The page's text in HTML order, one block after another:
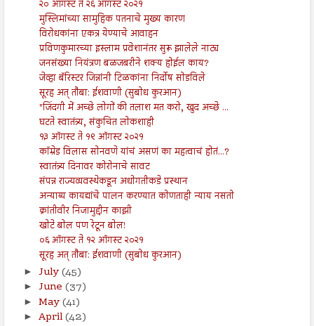
२० ऑगस्ट ते २६ ऑगस्ट २०२१
मुस्लिमांच्या सामुहिक पतनाचे मुख्य कारण
विरोधकांना एकत्र येण्याचे आवाहन
प्रविणकुमारच्या इस्लाम प्रवेशानंतर सुरू झालेले नाट्य
जनसंख्या नियंत्रण बळजबरीने शक्य होईल काय?
जेव्हा बॅरिस्टर जिन्नांनी टिळकांना निर्दोष सोडविले
सूरह अत् तौबा: ईशवाणी (सुबोध कुरआन)
"जिंदगी में अच्छे लोगों की तलाश मत करो, खुद अच्छे ...
घटते स्वातंत्र्य, संकुचित लोकशाही
१३ ऑगस्ट ते १९ ऑगस्ट २०२१
कॉम्रेड विलास सोनवणे यांचं असणं का महत्वाचं होतं...?
स्वातंत्र्य दिनावर कोरोनाचे सावट
संपन्न राज्यव्यवस्थेकडून अधोगतीकडे प्रस्थान
अन्याय्य कायद्यांचे पालन करण्यात कोणताही न्याय नसतो
क्रांतीवीर निजामुद्दीन काझी
खोटे बोल पण रेटून बोल!
०६ ऑगस्ट ते १२ ऑगस्ट २०२१
सूरह अत् तौबा: ईशवाणी (सुबोध कुरआन)
► July(45)
► June (37)
► May(41)
► April(42)